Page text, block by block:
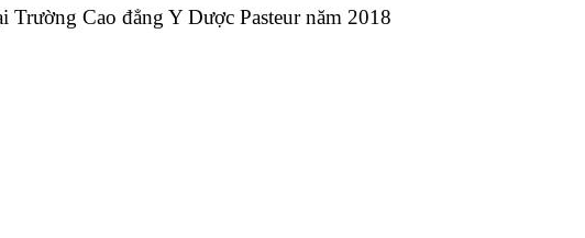
Cao đẳng Y Dược Pasteur năm 2018